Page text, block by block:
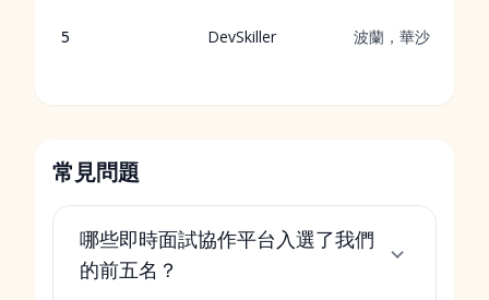
5 DevSkiller 波蘭，華沙
常見問題
哪些即時面試協作平台入選了我們
的前五名？